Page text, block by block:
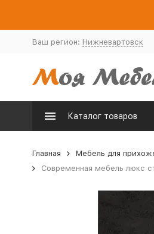
Ваш регион: Нижневартовск
Каталог товаров
Главная Мебель для
Современная мебель люкс